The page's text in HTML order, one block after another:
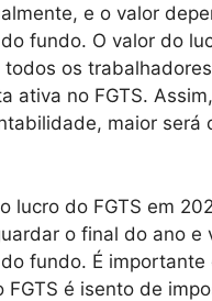
e o valor
fundo. O valor do
os
ativa no FGTS.
maior será
lucro do FGTS em
o final do ano e
fundo. É importante
FGTS é isento de